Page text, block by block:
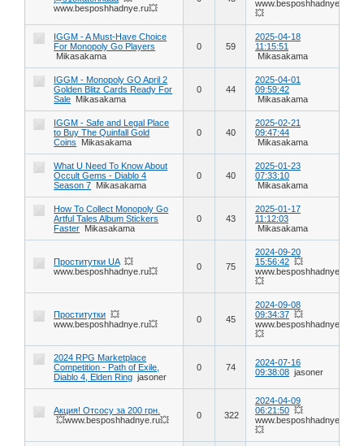
www.besposhhadnye.ru💥
www.besposhhadnye.ru
💥
IGGM - A Must-Have Choice
For Monopoly Go Players
Mikasakama
0 59
2025-04-18
11:15:51
Mikasakama
IGGM - Monopoly GO April 2
Golden Blitz Cards Ready For
Sale Mikasakama
0 44
2025-04-01
09:59:42
Mikasakama
IGGM - Safe and Legal Place
to Buy The Quinfall Gold
Coins
Mikasakama
0 40
2025-02-21
09:47:44
Mikasakama
What U Need To Know About
Occult Gems - Diablo 4
Season 7 Mikasakama
0 40
2025-01-23
07:33:10
Mikasakama
How To Collect Monopoly Go
Artful Tales Album Stickers
Faster Mikasakama
0 43
2025-01-17
11:12:03
Mikasakama
Проститутки UA 💥
www.besposhhadnye.ru💥
0 75
2024-09-20
15:56:42 💥
www.besposhhadnye.ru
💥
Проститутки 💥
www.besposhhadnye.ru💥
0 45
2024-09-08
09:34:37 💥
www.besposhhadnye.ru
💥
2024 RPG Marketplace
Competition - Path of Exile,
Diablo 4, Elden Ring jasoner
0 74
2024-07-16
09:38:08 jasoner
Акция! Отсосу за 200 грн.
💥www.besposhhadnye.ru💥
0 322
2024-04-09
06:21:50 💥
www.besposhhadnye.ru
💥